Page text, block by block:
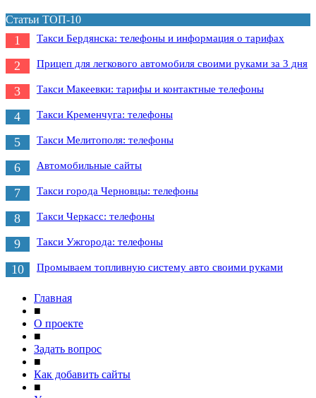
Статьи ТОП-10
1 Такси Бердянска: телефоны и информация о тарифах
2 Прицеп для легкового автомобиля своими руками за 3 дня
3 Такси Макеевки: тарифы и контактные телефоны
4 Такси Кременчуга: телефоны
5 Такси Мелитополя: телефоны
6 Автомобильные сайты
7 Такси города Черновцы: телефоны
8 Такси Черкасс: телефоны
9 Такси Ужгорода: телефоны
10 Промываем топливную систему авто своими руками
Главная
■
О проекте
■
Задать вопрос
■
Как добавить сайты
■